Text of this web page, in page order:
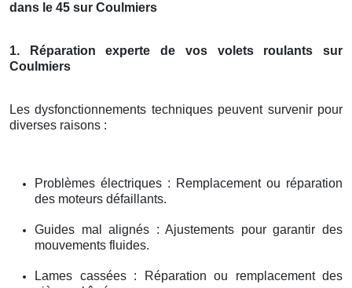
dans le 45 sur Coulmiers
1. Réparation experte de vos volets roulants sur
Coulmiers
Les dysfonctionnements techniques peuvent survenir pour
diverses raisons :
Problèmes électriques : Remplacement ou réparation
des moteurs défaillants.
Guides mal alignés : Ajustements pour garantir des
mouvements fluides.
Lames cassées : Réparation ou remplacement des